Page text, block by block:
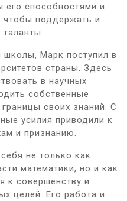
его способностями и
поддержать и
школы, Марк поступил в
страны. Здесь
в научных
собственные
своих знаний. С
усилия приводили к
и признанию.
не только как
математики, но и как
к совершенству и
целей. Его работа и